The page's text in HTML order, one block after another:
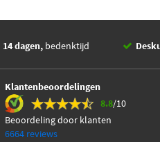
14 dagen, bedenktijd
Klantenbeoordelingen
8.8/10
Beoordeling door klanten
6664 reviews